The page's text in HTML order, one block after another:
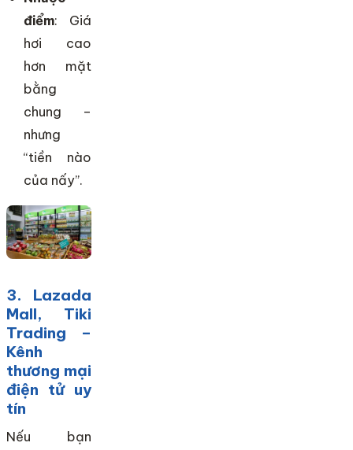
điểm: Giá
hơi cao
hơn mặt
bằng
chung –
nhưng
“tiền nào
của nấy”.
3. Lazada
Mall, Tiki
Trading –
Kênh
thương mại
điện tử uy
tín
Nếu bạn